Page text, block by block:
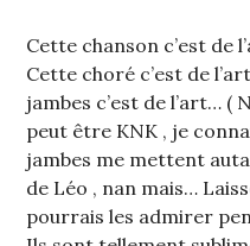
Cette chanson c’est de
Cette choré c’est de
jambes c’est de l’art… (
peut être KNK , je
jambes me mettent
de Léo , nan mais…
pourrais les admirer